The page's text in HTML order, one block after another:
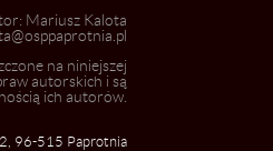
Mariusz Kalota
na niniejszej
autorskich i są
ich autorów.
96-515 Paprotnia